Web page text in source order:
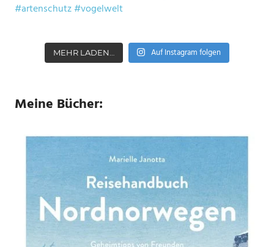
MEHR LADEN… Auf Instagram folgen
Meine Bücher: